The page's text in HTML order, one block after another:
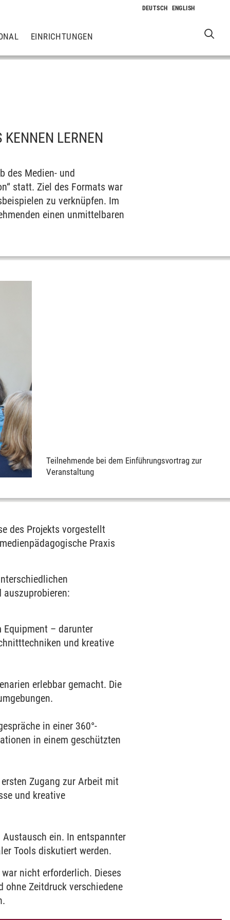
EINRICHTUNGEN
LERNEN
des Medien- und
statt. Ziel des Formats war
zu verknüpfen. Im
einen unmittelbaren
Teilnehmende bei dem Einführungsvortrag zur
Veranstaltung
des Projekts vorgestellt
Praxis
auszuprobieren:
– darunter
und kreative
erlebbar gemacht. Die
in einer 360°-
in einem geschützten
Zugang zur Arbeit mit
und kreative
ein. In entspannter
Tools diskutiert werden.
nicht erforderlich. Dieses
ohne Zeitdruck verschiedene